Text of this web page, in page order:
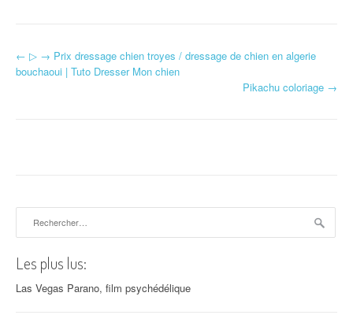
Navigation d'article
← ▷ → Prix dressage chien troyes / dressage de chien en algerie
bouchaoui | Tuto Dresser Mon chien
Pikachu coloriage →
Les plus lus:
Las Vegas Parano, film psychédélique